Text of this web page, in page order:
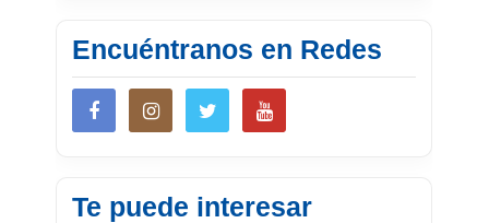
Encuéntranos en Redes
Te puede interesar